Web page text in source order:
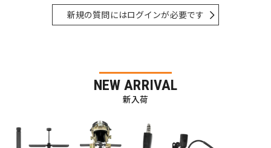
新規の質問にはログインが必要です
NEW ARRIVAL
新入荷